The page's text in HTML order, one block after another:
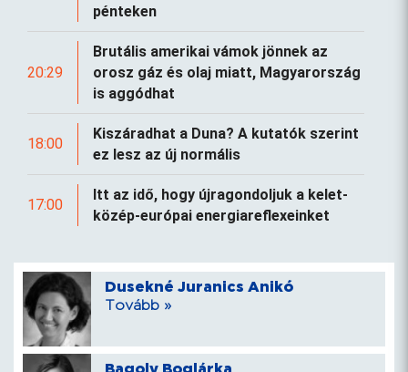
pénteken
20:29
Brutális amerikai vámok jönnek az
orosz gáz és olaj miatt, Magyarország
is aggódhat
18:00
Kiszáradhat a Duna? A kutatók szerint
ez lesz az új normális
17:00
Itt az idő, hogy újragondoljuk a kelet-
közép-európai energiareflexeinket
Dusekné Juranics Anikó
Tovább »